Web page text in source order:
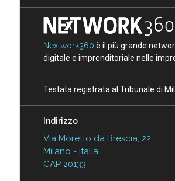
Nextwork360 è il più grande
digitale e imprenditoriale nelle
Testata registrata al Tribunale di
Indirizzo
Via Moretto da Brescia, 22
Milano - Italia
CAP 20133